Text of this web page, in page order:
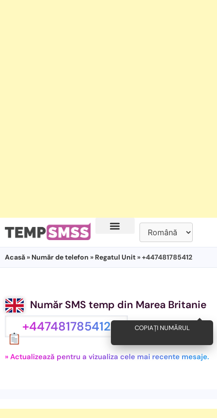
Acasă » Număr de telefon » Regatul Unit » +447481785412
Număr SMS temp din Marea Britanie
+447481785412 COPIAȚI NUMĂRUL
» Actualizează pentru a vizualiza cele mai recente mesaje.